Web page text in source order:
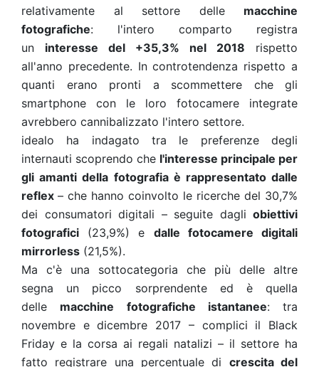
relativamente al settore delle macchine
fotografiche: l'intero comparto registra
un interesse del +35,3% nel 2018 rispetto
all'anno precedente. In controtendenza rispetto a
quanti erano pronti a scommettere che gli
smartphone con le loro fotocamere integrate
avrebbero cannibalizzato l'intero settore.
idealo ha indagato tra le preferenze degli
internauti scoprendo che l'interesse principale per
gli amanti della fotografia è rappresentato dalle
reflex – che hanno coinvolto le ricerche del 30,7%
dei consumatori digitali – seguite dagli obiettivi
fotografici (23,9%) e dalle fotocamere digitali
mirrorless (21,5%).
Ma c'è una sottocategoria che più delle altre
segna un picco sorprendente ed è quella
delle macchine fotografiche istantanee: tra
novembre e dicembre 2017 – complici il Black
Friday e la corsa ai regali natalizi – il settore ha
fatto registrare una percentuale di crescita del